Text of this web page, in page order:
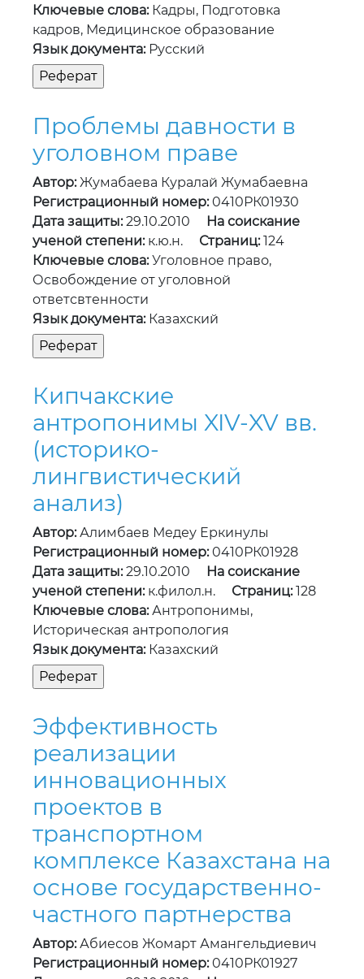
Ключевые слова:Кадры, Подготовка
кадров, Медицинское образование
Язык документа:Русский
Проблемы давности в
уголовном праве
Автор:Жумабаева Куралай Жумабаевна
Регистрационный номер:0410РК01930
Дата защиты:29.10.2010
На соискание
ученой степени:к.ю.н. Страниц:124
Ключевые слова:Уголовное право,
Освобождение от уголовной
ответсвтенности
Язык документа:Казахский
Кипчакские
антропонимы XIV-XV вв.
(историко-
лингвистический
анализ)
Автор:Алимбаев Медеу Еркинулы
Регистрационный номер:0410РК01928
Дата защиты:29.10.2010
На соискание
ученой степени:к.филол.н. Страниц:128
Ключевые слова:Антропонимы,
Историческая антропология
Язык документа:Казахский
Эффективность
реализации
инновационных
проектов в
транспортном
комплексе Казахстана на
основе государственно-
частного партнерства
Автор:Абиесов Жомарт Амангельдиевич
Регистрационный номер:0410РК01927